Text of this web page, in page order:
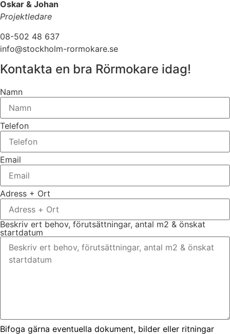
Oskar & Johan
Projektledare
08-502 48 637
info@stockholm-rormokare.se
Kontakta en bra Rörmokare idag!
Namn
Telefon
Email
Adress + Ort
Beskriv ert behov, förutsättningar, antal m2 & önskat
startdatum
Bifoga gärna eventuella dokument, bilder eller ritningar